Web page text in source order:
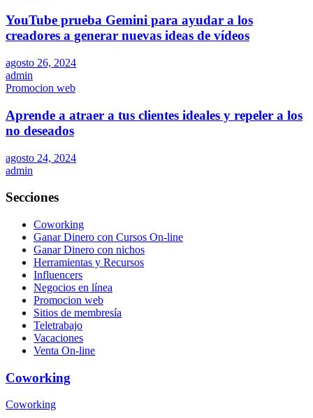
YouTube prueba Gemini para ayudar a los
creadores a generar nuevas ideas de vídeos
agosto 26, 2024
admin
Promocion web
Aprende a atraer a tus clientes ideales y repeler a los
no deseados
agosto 24, 2024
admin
Secciones
Coworking
Ganar Dinero con Cursos On-line
Ganar Dinero con nichos
Herramientas y Recursos
Influencers
Negocios en línea
Promocion web
Sitios de membresía
Teletrabajo
Vacaciones
Venta On-line
Coworking
Coworking